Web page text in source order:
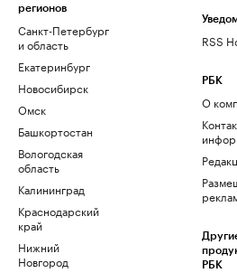
регионов
Санкт-Петербург
и область
Екатеринбург
Новосибирск
Омск
Башкортостан
Вологодская
область
Калининград
Краснодарский
край
Нижний
Новгород
RSS
РБК
О
РБК